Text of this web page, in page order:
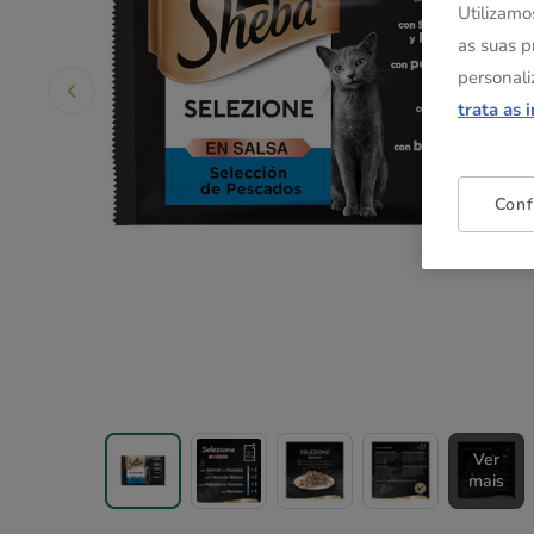
Ver
mais
as suas
trata as